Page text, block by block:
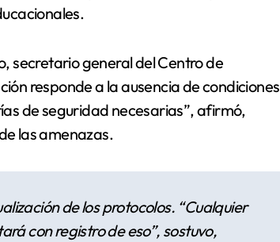
secretario general del Centro de
responde a la ausencia de condiciones
de seguridad necesarias”, afirmó,
las amenazas.
de los protocolos. “Cualquier
con registro de eso”, sostuvo,